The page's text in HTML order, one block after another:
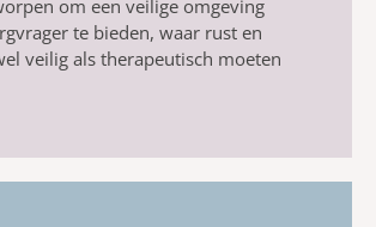
om een veilige omgeving
te bieden, waar rust en
veilig als therapeutisch moeten